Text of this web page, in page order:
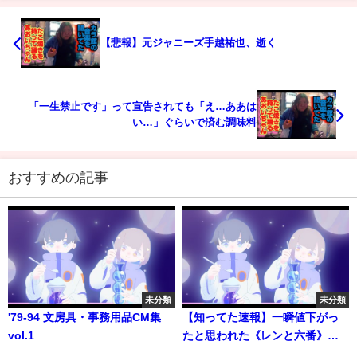
【悲報】元ジャニーズ手越祐也、逝く
「一生禁止です」って宣告されても「え…ああは
い…」ぐらいで済む調味料
おすすめの記事
未分類
'79-94 文房具・事務用品CM集
vol.1
未分類
【知ってた速報】一瞬値下がっ
たと思われた《レンと六番》、